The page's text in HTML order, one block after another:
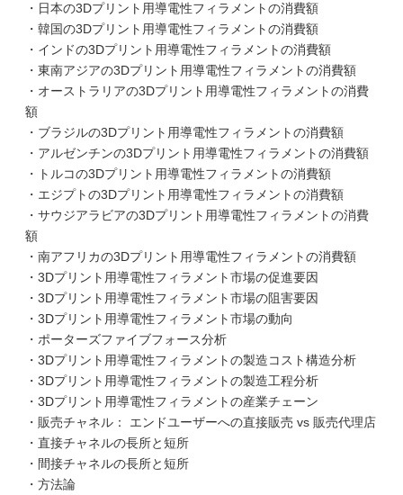
・日本の3Dプリント用導電性フィラメントの消費額
・韓国の3Dプリント用導電性フィラメントの消費額
・インドの3Dプリント用導電性フィラメントの消費額
・東南アジアの3Dプリント用導電性フィラメントの消費額
・オーストラリアの3Dプリント用導電性フィラメントの消費
額
・ブラジルの3Dプリント用導電性フィラメントの消費額
・アルゼンチンの3Dプリント用導電性フィラメントの消費額
・トルコの3Dプリント用導電性フィラメントの消費額
・エジプトの3Dプリント用導電性フィラメントの消費額
・サウジアラビアの3Dプリント用導電性フィラメントの消費
額
・南アフリカの3Dプリント用導電性フィラメントの消費額
・3Dプリント用導電性フィラメント市場の促進要因
・3Dプリント用導電性フィラメント市場の阻害要因
・3Dプリント用導電性フィラメント市場の動向
・ポーターズファイブフォース分析
・3Dプリント用導電性フィラメントの製造コスト構造分析
・3Dプリント用導電性フィラメントの製造工程分析
・3Dプリント用導電性フィラメントの産業チェーン
・販売チャネル： エンドユーザーへの直接販売 vs 販売代理店
・直接チャネルの長所と短所
・間接チャネルの長所と短所
・方法論